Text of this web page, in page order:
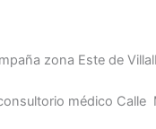
zona Este de
médico Calle